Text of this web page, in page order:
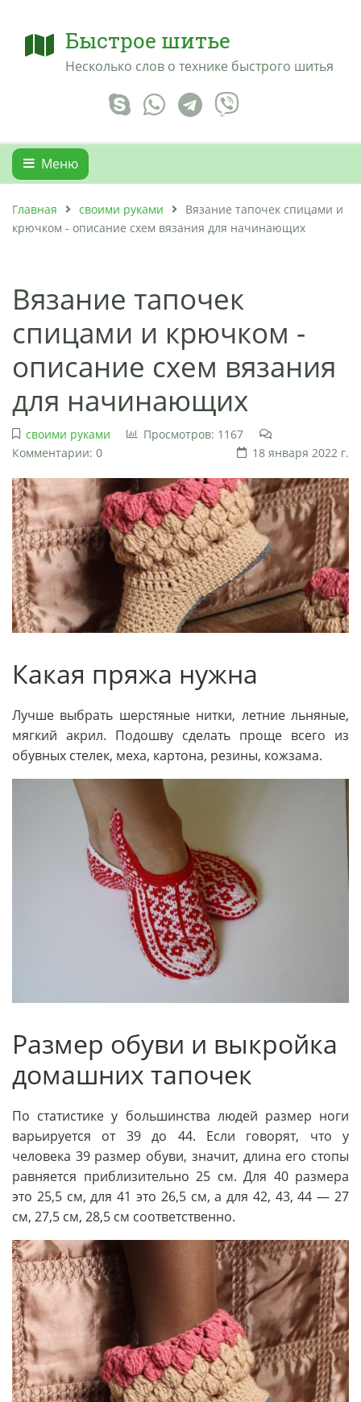
Быстрое шитье
Несколько слов о технике быстрого шитья
Меню
Главная своими руками
Вязание тапочек спицами и
крючком - описание схем вязания для начинающих
Вязание тапочек
спицами и крючком -
описание схем вязания
для начинающих
своими руками
Просмотров: 1167
Комментарии: 0
18 января 2022 г.
Какая пряжа нужна
Лучше выбрать шерстяные нитки, летние льняные,
мягкий акрил. Подошву сделать проще всего из
обувных стелек, меха, картона, резины, кожзама.
Размер обуви и выкройка
домашних тапочек
По статистике у большинства людей размер ноги
варьируется от 39 до 44. Если говорят, что у
человека 39 размер обуви, значит, длина его стопы
равняется приблизительно 25 см. Для 40 размера
это 25,5 см, для 41 это 26,5 см, а для 42, 43, 44 — 27
см, 27,5 см, 28,5 см соответственно.